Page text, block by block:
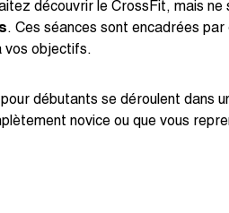
découvrir le CrossFit, mais
. Ces séances sont encadrées
vos objectifs.
débutants se déroulent dans
novice ou que vous